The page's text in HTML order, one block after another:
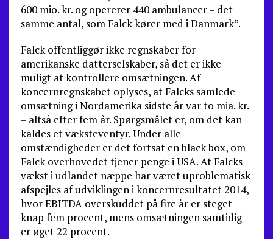
600 mio. kr. og opererer 440 ambulancer – det
samme antal, som Falck kører med i Danmark”.
Falck offentliggør ikke regnskaber for
amerikanske datterselskaber, så det er ikke
muligt at kontrollere om­sætningen. Af
koncernregnskabet oplyses, at Falcks sam­lede
omsætning i Nordamerika sidste år var to mia. kr.
– altså efter fem år. Spørgsmålet er, om det kan
kaldes et væksteventyr. Under alle
omstændigheder er det fortsat en black box, om
Falck overhovedet tjener penge i USA. At Falcks
vækst i udlandet næppe har været uproble­matisk
afspejles af udviklingen i koncernresultatet 2014,
hvor EBITDA overskuddet på fire år er steget
knap fem procent, mens omsætningen samtidig
er øget 22 procent.